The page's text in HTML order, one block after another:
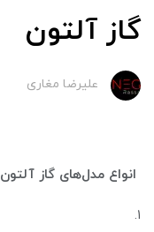
گاز آلتون
علیرضا مغاری
انواع مدل‌های گاز آلتون
۱.